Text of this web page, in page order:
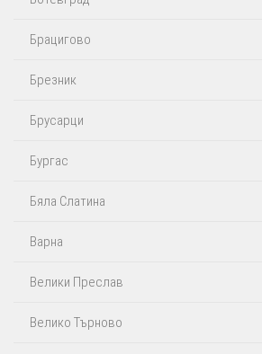
Брацигово
Брезник
Брусарци
Бургас
Бяла Слатина
Варна
Велики Преслав
Велико Търново